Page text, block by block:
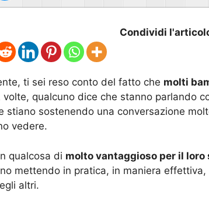
Condividi
ti sei reso conto del fatto che molti
volte, qualcuno dice che stanno parlando
stiano sostenendo una conversazione
vedere.
qualcosa di molto vantaggioso per il
mettendo in pratica, in maniera
altri.